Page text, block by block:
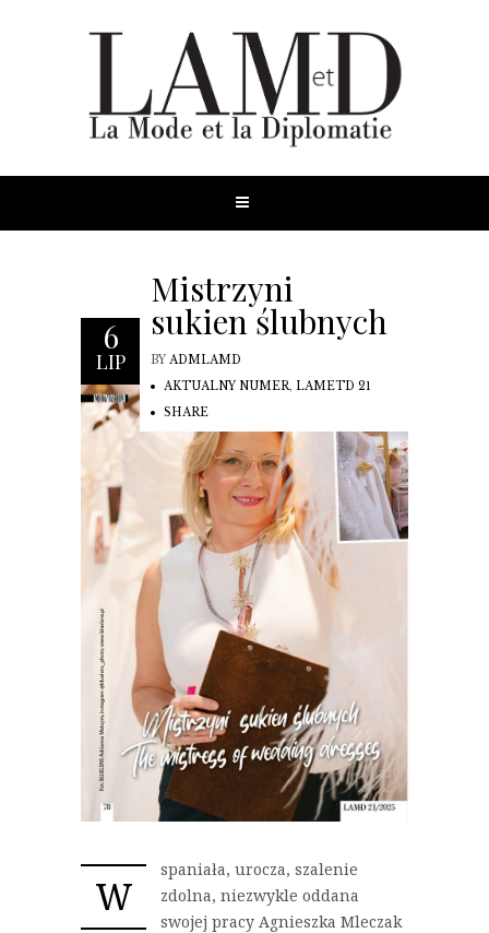
6
LIP
Mistrzyni
sukien ślubnych
BY ADMLAMD
AKTUALNY NUMER, LAMETD 21
SHARE
W
spaniała, urocza, szalenie
zdolna, niezwykle oddana
swojej pracy Agnieszka Mleczak